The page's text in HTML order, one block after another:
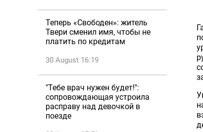
Теперь «Свободен»: житель
Твери сменил имя, чтобы не
платить по кредитам
30 August 16:19
"Тебе врач нужен будет!":
сопровождающая устроила
расправу над девочкой в
поезде